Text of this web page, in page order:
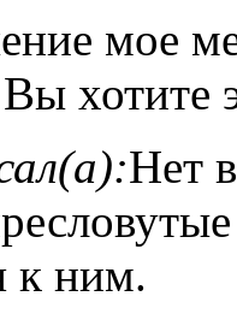
мое
хотите
Нет
к ним.